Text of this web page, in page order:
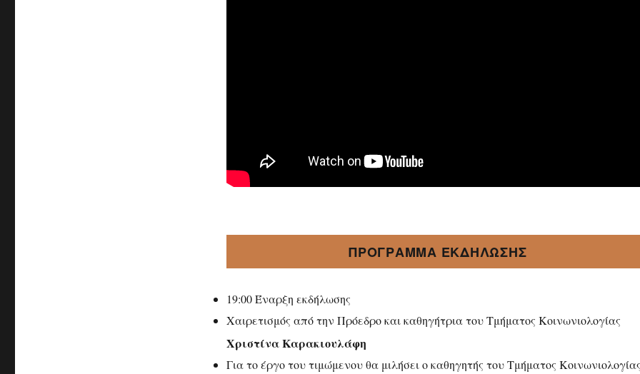
ΠΡΟΓΡΑΜΜΑ ΕΚΔΗΛΩΣΗΣ
19:00 Έναρξη εκδήλωσης
Χαιρετισμός από την Πρόεδρο και καθηγήτρια του Τμήματος Κοινωνιολογίας
Χριστίνα Καρακιουλάφη
Για το έργο του τιμώμενου θα μιλήσει ο καθηγητής του Τμήματος